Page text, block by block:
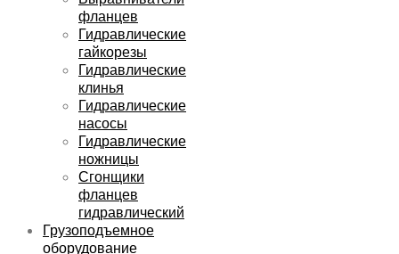
фланцев
Гидравлические
гайкорезы
Гидравлические
клинья
Гидравлические
насосы
Гидравлические
ножницы
Сгонщики
фланцев
гидравлический
Грузоподъемное
оборудование